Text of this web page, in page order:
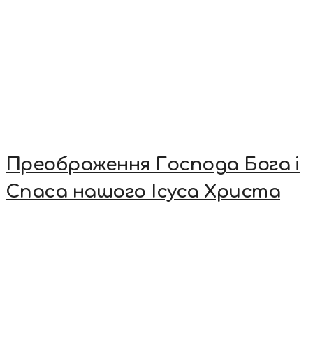
Преображення Господа Бога і
Спаса нашого Ісуса Христа